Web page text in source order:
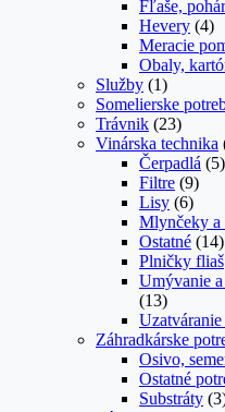
Fľaše,
Hevery (4)
Meracie
Obaly,
Služby (1)
Somelierske
Trávnik (23)
Vinárska technika
Čerpadlá (5)
Filtre (9)
Lisy (6)
Mlynčeky a
Ostatné (14)
Plničky fliaš
Umývanie
(13)
Záhradkárske
Osivo,
Ostatné
Substráty